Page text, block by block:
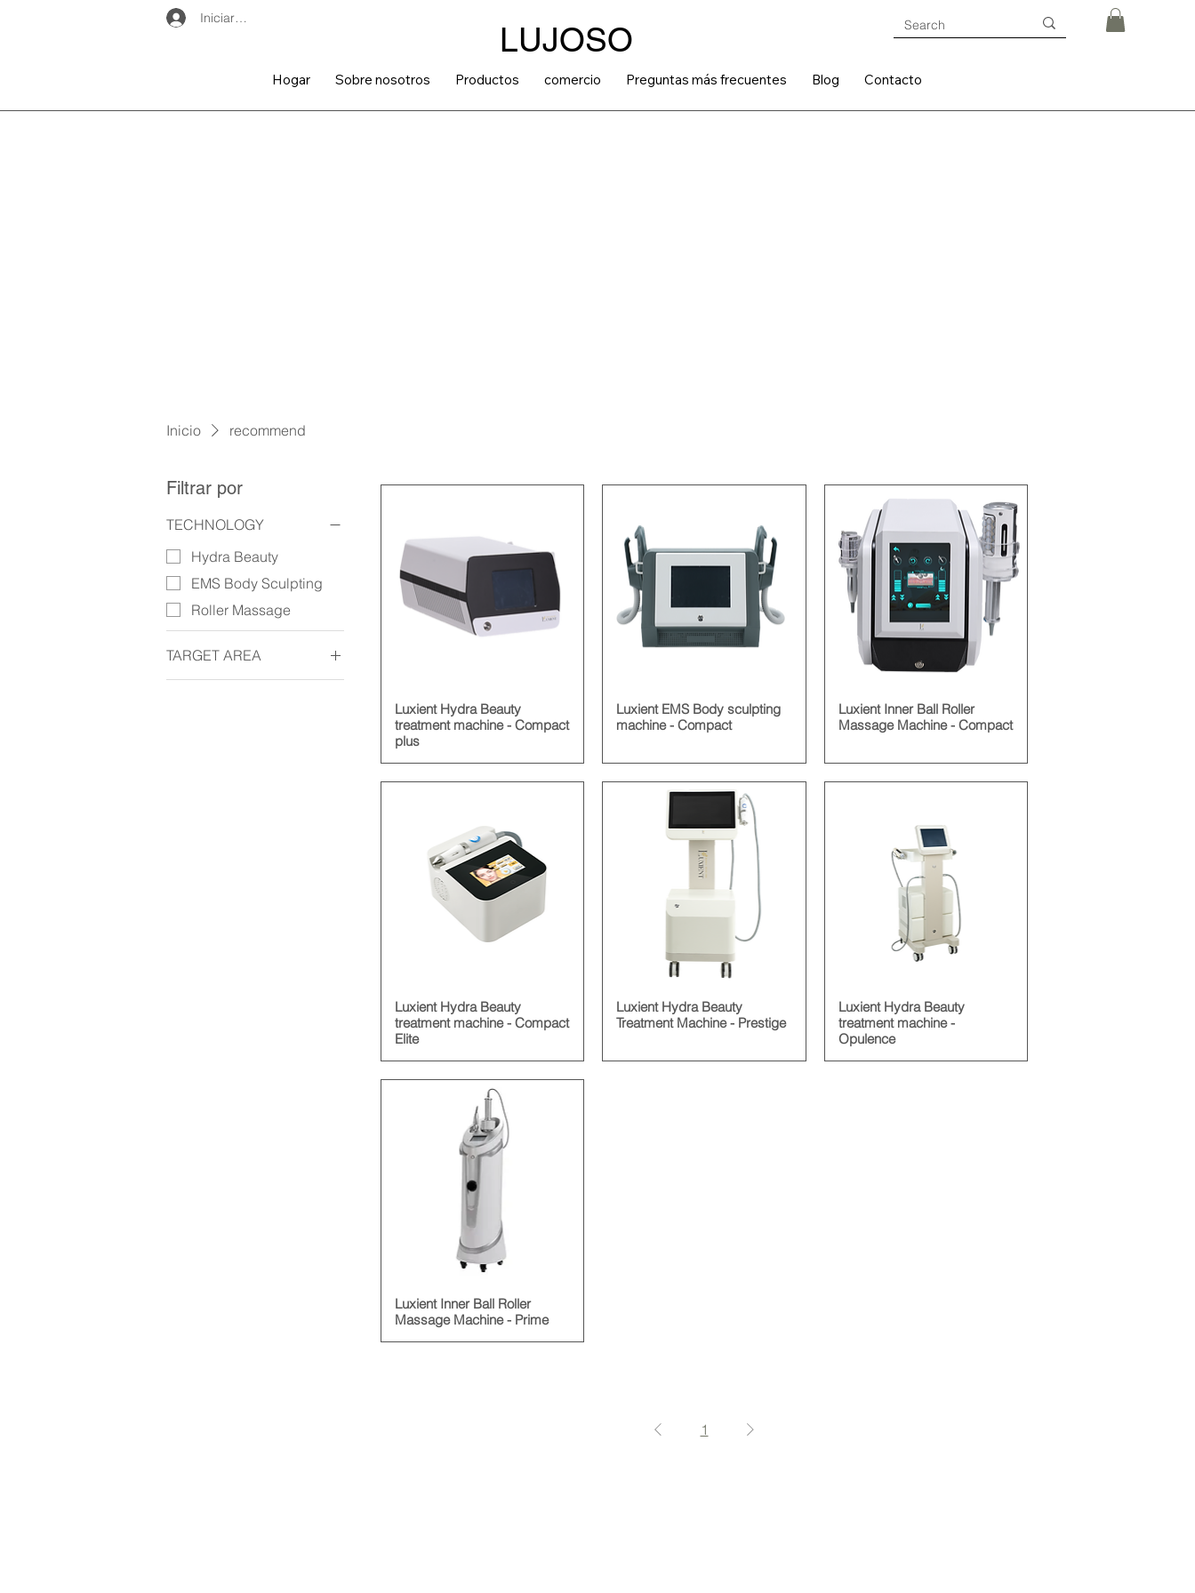
LUJOSO
Iniciar sesión
Hogar Sobre nosotros Productos comercio Preguntas más frecuentes Blog Contacto
Inicio recommend
Filtrar por
TECHNOLOGY
Hydra Beauty
EMS Body Sculpting
Roller Massage
TARGET AREA
Luxient Hydra Beauty
treatment machine - Compact
plus
Luxient EMS Body sculpting
machine - Compact
Luxient Inner Ball Roller
Massage Machine - Compact
Luxient Hydra Beauty
treatment machine - Compact
Elite
Luxient Hydra Beauty
Treatment Machine - Prestige
Luxient Hydra Beauty
treatment machine -
Opulence
Luxient Inner Ball Roller
Massage Machine - Prime
1